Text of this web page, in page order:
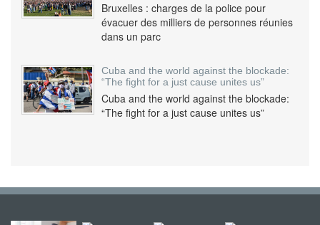
Bruxelles : charges de la police pour
évacuer des milliers de personnes réunies
dans un parc
Cuba and the world against the blockade:
“The fight for a just cause unites us”
Cuba and the world against the blockade:
“The fight for a just cause unites us”